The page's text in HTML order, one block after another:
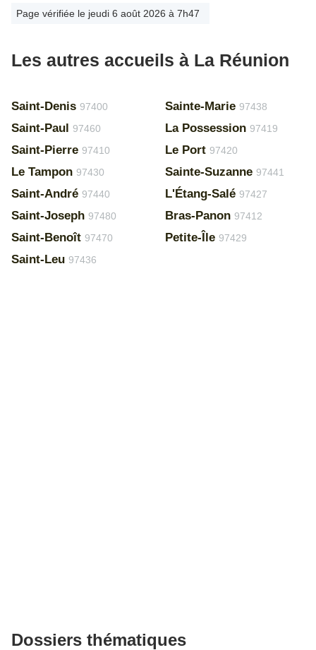
Page vérifiée le jeudi 6 août 2026 à 7h47
Les autres accueils à La Réunion
Saint-Denis 97400
Saint-Paul 97460
Saint-Pierre 97410
Le Tampon 97430
Saint-André 97440
Saint-Joseph 97480
Saint-Benoît 97470
Saint-Leu 97436
Sainte-Marie 97438
La Possession 97419
Le Port 97420
Sainte-Suzanne 97441
L'Étang-Salé 97427
Bras-Panon 97412
Petite-Île 97429
Dossiers thématiques